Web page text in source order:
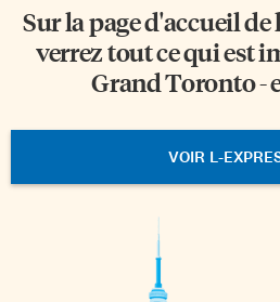
Sur la page d'accueil de
verrez tout ce qui est
Grand Toronto -
VOIR L-